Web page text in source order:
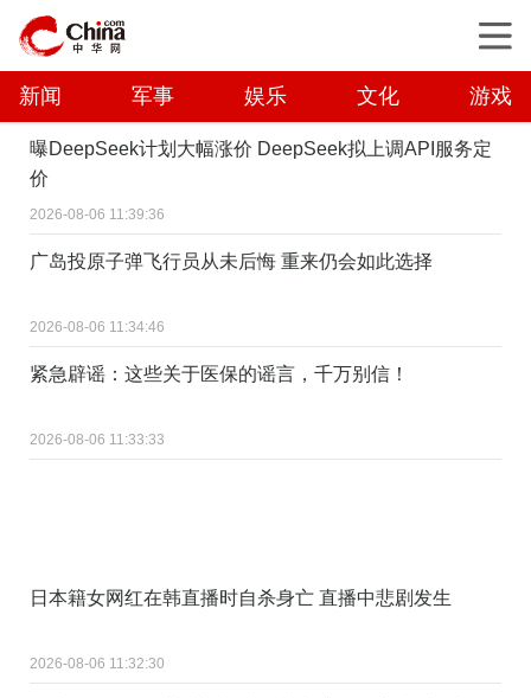
新闻 军事 娱乐 文化 游戏
曝DeepSeek计划大幅涨价 DeepSeek拟上调API服务定
价
2026-08-06 11:39:36
广岛投原子弹飞行员从未后悔 重来仍会如此选择
2026-08-06 11:34:46
紧急辟谣：这些关于医保的谣言，千万别信！
2026-08-06 11:33:33
日本籍女网红在韩直播时自杀身亡 直播中悲剧发生
2026-08-06 11:32:30